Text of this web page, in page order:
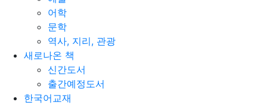
어학
문학
역사, 지리, 관광
새로나온 책
신간도서
출간예정도서
한국어교재